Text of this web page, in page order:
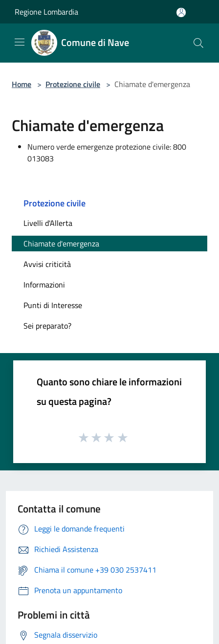
Regione Lombardia
Comune di Nave
Home > Protezione civile > Chiamate d'emergenza
Chiamate d'emergenza
Numero verde emergenze protezione civile: 800
013083
Protezione civile
Livelli d'Allerta
Chiamate d'emergenza
Avvisi criticità
Informazioni
Punti di Interesse
Sei preparato?
Quanto sono chiare le informazioni
su questa pagina?
Contatta il comune
Leggi le domande frequenti
Richiedi Assistenza
Chiama il comune +39 030 2537411
Prenota un appuntamento
Problemi in città
Segnala disservizio